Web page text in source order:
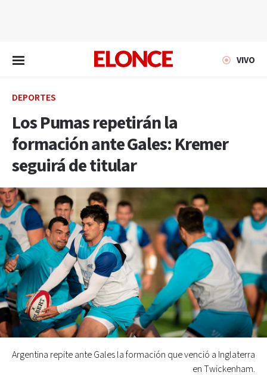
VIVO
DEPORTES
Los Pumas repetirán la
formación ante Gales: Kremer
seguirá de titular
Argentina repite ante Gales la formación que venció a Inglaterra
en Twickenham.